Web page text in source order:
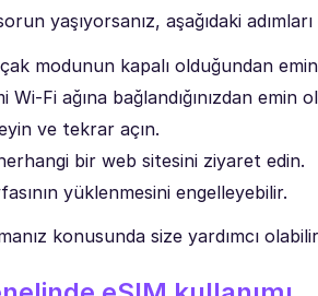
yaşıyorsanız, aşağıdaki
modunun kapalı olduğundan
Wi-Fi ağına bağlandığınızdan emin
ve tekrar açın.
herhangi bir web sitesini ziyaret edin.
yüklenmesini engelleyebilir.
konusunda size yardımcı